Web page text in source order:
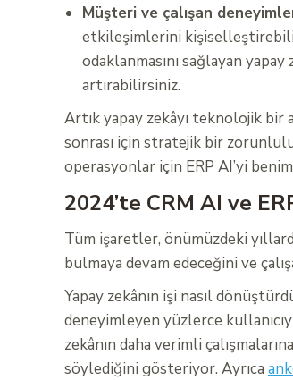
Müşteri ve çalışan
etkileşimlerini
odaklanmasını sağlayan
artırabilirsiniz.
Artık yapay zekâyı teknolojik bir
sonrası için stratejik bir
operasyonlar için ERP AI’yi
2024’te CRM AI ve
Tüm işaretler, önümüzdeki
bulmaya devam edeceğini ve
Yapay zekânın işi nasıl
deneyimleyen yüzlerce
zekânın daha verimli
söylediğini gösteriyor. Ayrıca